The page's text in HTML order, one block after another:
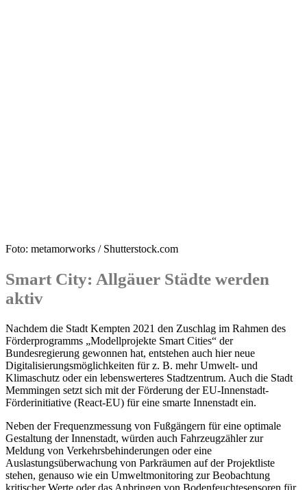
Foto: metamorworks / Shutterstock.com
Smart City: Allgäuer Städte werden
aktiv
Nachdem die Stadt Kempten 2021 den Zuschlag im Rahmen des
Förderprogramms „Modellprojekte Smart Cities“ der
Bundesregierung gewonnen hat, entstehen auch hier neue
Digitalisierungsmöglichkeiten für z. B. mehr Umwelt- und
Klimaschutz oder ein lebenswerteres Stadtzentrum. Auch die Stadt
Memmingen setzt sich mit der Förderung der EU-Innenstadt-
Förderinitiative (React-EU) für eine smarte Innenstadt ein.
Neben der Frequenzmessung von Fußgängern für eine optimale
Gestaltung der Innenstadt, würden auch Fahrzeugzähler zur
Meldung von Verkehrsbehinderungen oder eine
Auslastungsüberwachung von Parkräumen auf der Projektliste
stehen, genauso wie ein Umweltmonitoring zur Beobachtung
kritischer Werte oder das Anbringen von Bodenfeuchtesensoren für